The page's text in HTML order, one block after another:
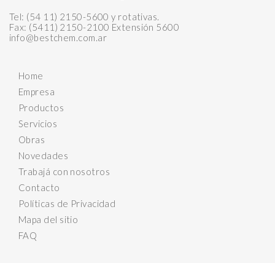
Tel: (54 11) 2150-5600 y rotativas.
Fax: (5411) 2150-2100 Extensión 5600
info@bestchem.com.ar
Home
Empresa
Productos
Servicios
Obras
Novedades
Trabajá con nosotros
Contacto
Políticas de Privacidad
Mapa del sitio
FAQ